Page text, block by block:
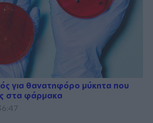
για θανατηφόρο μύκητα που
στα φάρμακα